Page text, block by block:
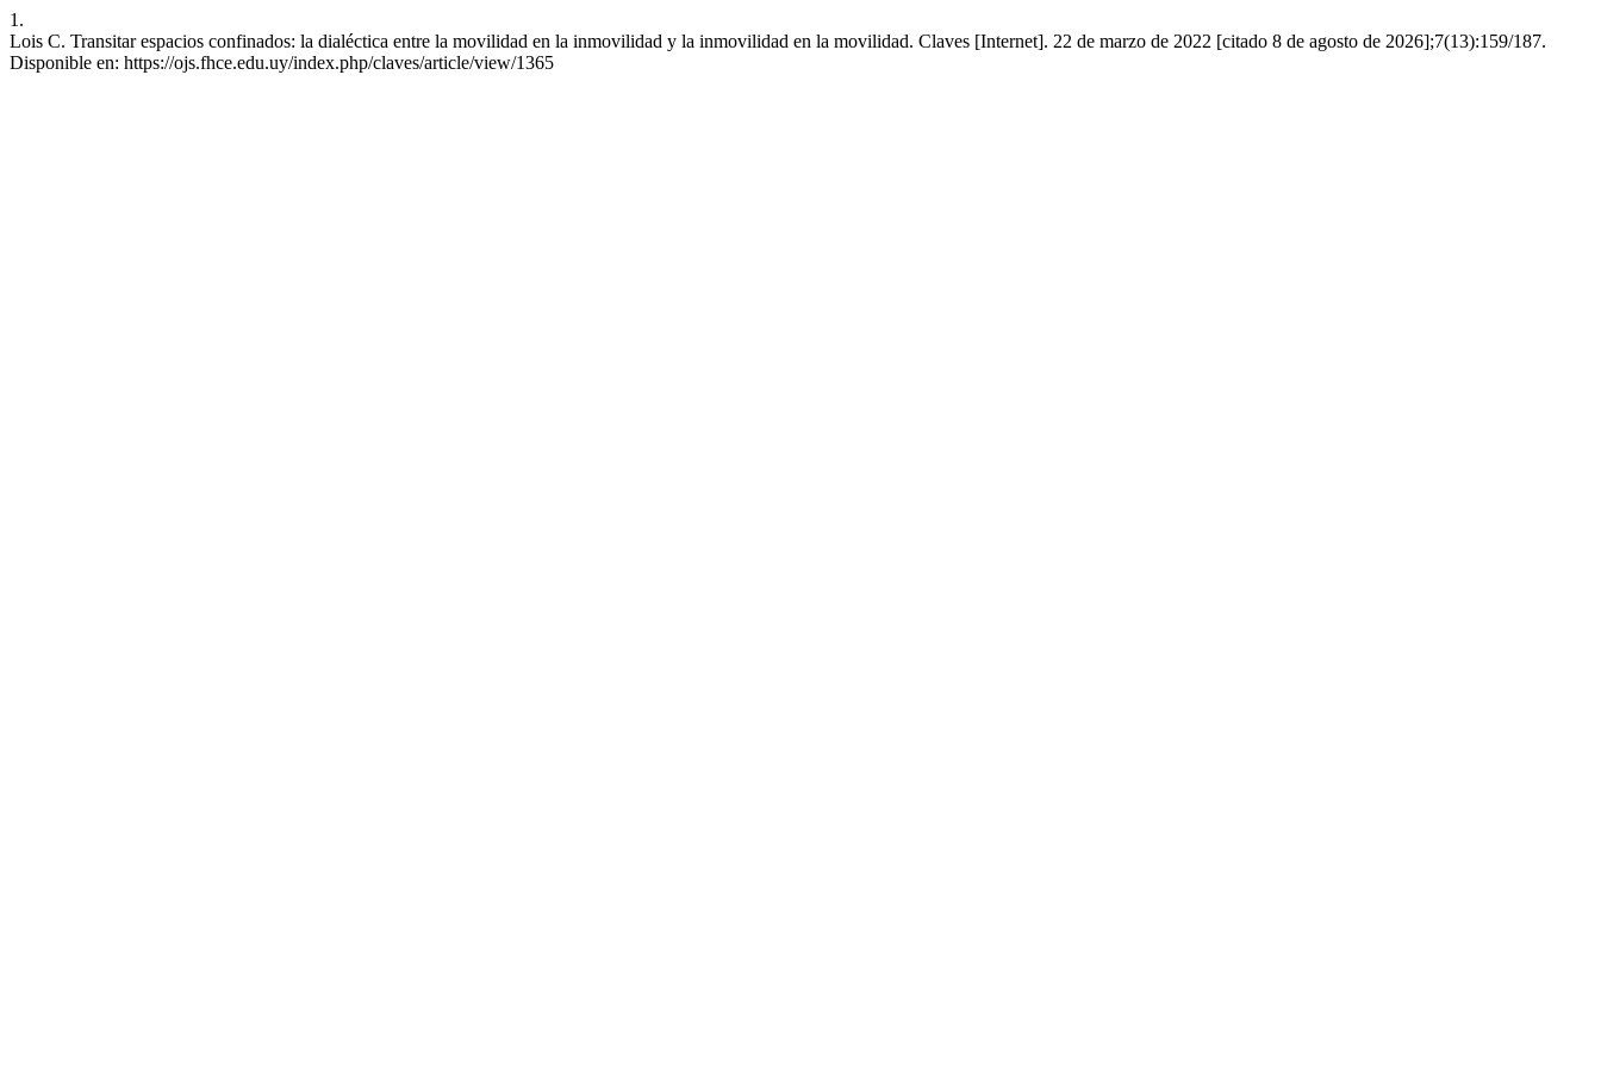
1.
Lois C. Transitar espacios confinados: la dialéctica entre la movilidad en la inmovilidad y la inmovilidad en la movilidad. Claves [Internet]. 22 de marzo de 2022 [citado 8 de agosto de 2026];7(13):159/187.
Disponible en: https://ojs.fhce.edu.uy/index.php/claves/article/view/1365